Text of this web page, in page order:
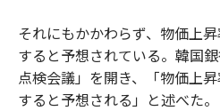
それにもかかわらず、物価上
すると予想されている。韓国
点検会議」を開き、「物価上
すると予想される」と述べた。